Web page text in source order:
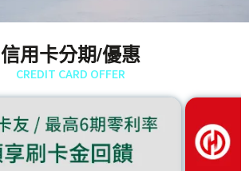
信用卡分期/優惠
CREDIT CARD OFFER